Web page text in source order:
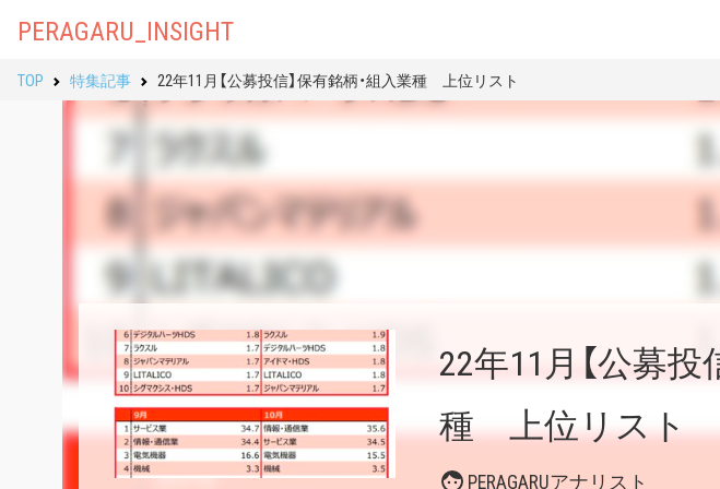
PERAGARU_INSIGHT
TOP 特集記事 22年11月【公募投信】保有銘柄・組入業種 上位リスト
22年11月【公募投
種 上位リスト
PERAGARUアナリスト